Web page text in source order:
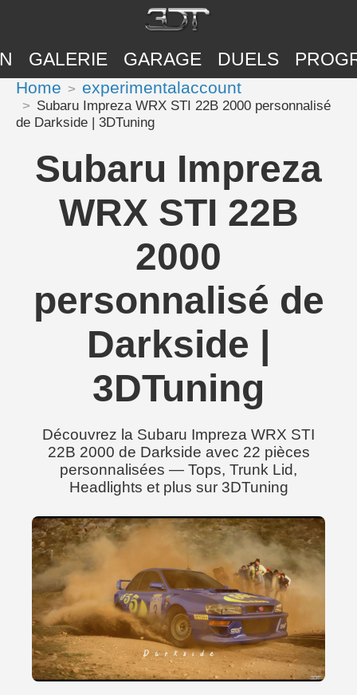
GALERIE GARAGE DUELS
Home experimentalaccount
Subaru Impreza WRX STI 22B 2000 personnalisé
de Darkside | 3DTuning
Subaru Impreza
WRX STI 22B
2000
personnalisé de
Darkside |
3DTuning
Découvrez la Subaru Impreza WRX STI
22B 2000 de Darkside avec 22 pièces
personnalisées — Tops, Trunk Lid,
Headlights et plus sur 3DTuning